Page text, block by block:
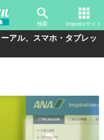
検索 Impressサイト
アル、スマホ・タブレッ